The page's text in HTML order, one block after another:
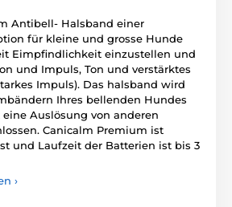
Antibell- Halsband einer
für kleine und grosse Hunde
Eimpfindlichkeit einzustellen und
und Impuls, Ton und verstärktes
Impuls). Das halsband wird
Ihres bellenden Hundes
Auslösung von anderen
Canicalm Premium ist
und Laufzeit der Batterien ist bis 3
›